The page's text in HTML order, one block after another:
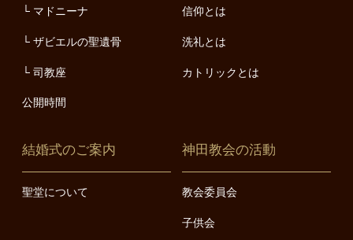
マドニーナ
ザビエルの聖遺骨
司教座
公開時間
信仰とは
洗礼とは
カトリックとは
結婚式のご案内
聖堂について
神田教会の活動
教会委員会
子供会